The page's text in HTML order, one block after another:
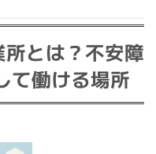
とは？不安障
て働ける場所